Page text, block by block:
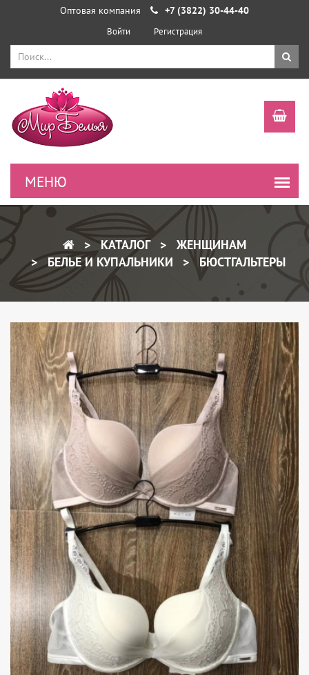
Оптовая компания +7 (3822) 30-44-40
Войти Регистрация
КАТАЛОГ
ЖЕНЩИНАМ
БЕЛЬЕ И КУПАЛЬНИКИ
БЮСТГАЛЬТЕРЫ